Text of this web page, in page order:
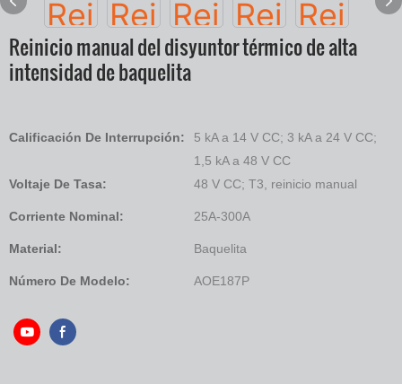
Reinicio manual del disyuntor térmico de alta
intensidad de baquelita
Calificación De Interrupción:
5 kA a 14 V CC; 3 kA a 24 V CC;
1,5 kA a 48 V CC
Voltaje De Tasa:
48 V CC; T3, reinicio manual
Corriente Nominal: 25A-300A
Material: Baquelita
Número De Modelo: AOE187P